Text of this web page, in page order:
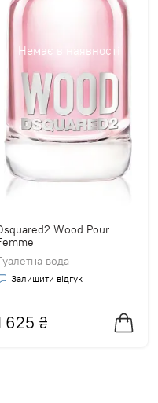
Немає в наявності
Wood Pour
вода
Залишити відгук
625 ₴